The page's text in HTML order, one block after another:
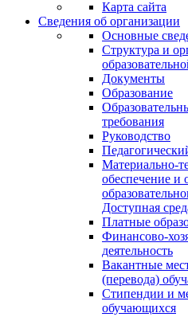
Карта сайта
Сведения об организации
Основные
Структура и
Документы
Образование
требования
Руководство
Материально-
обеспечение и
Доступная
Платные
Финансово-
деятельность
Вакантные
(перевода)
Стипендии и
обучающихся